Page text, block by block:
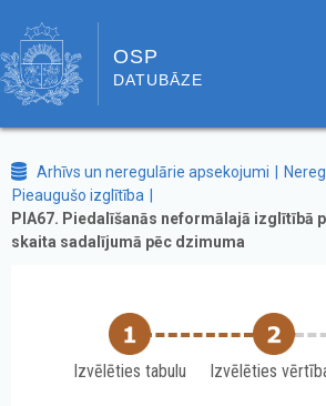
OSP
DATUBĀZE
Arhīvs un neregulārie apsekojumi
Pieaugušo izglītība
PIA67. Piedalīšanās neformālajā izglītībā
skaita sadalījumā pēc dzimuma
Izvēlēties tabulu Izvēlēties